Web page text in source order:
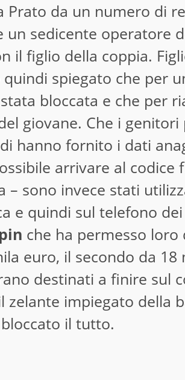
Prato da un numero di
un sedicente operatore
il figlio della coppia.
quindi spiegato che per
bloccata e che per
giovane. Che i
hanno fornito i dati
arrivare al codice
– sono invece stati
e quindi sul telefono
che ha permesso
euro, il secondo da
destinati a finire sul
zelante impiegato della
il tutto.